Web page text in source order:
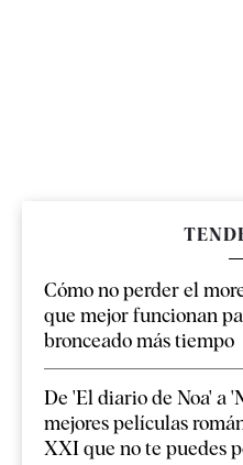
Cómo no perder el
que mejor funcionan
bronceado más tiempo
De 'El diario de Noa' a
mejores películas
XXI que no te puedes